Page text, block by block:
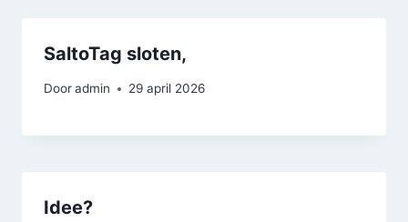
SaltoTag sloten,
Dooradmin 29 april 2026
Idee?